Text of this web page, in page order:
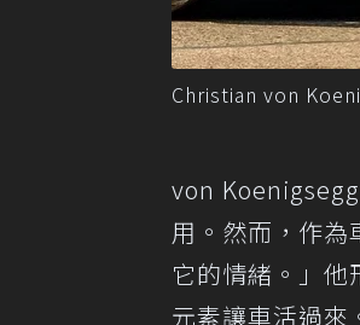
Christian von
von
用。然而，作
它的情緒。」
元素讓車活過來